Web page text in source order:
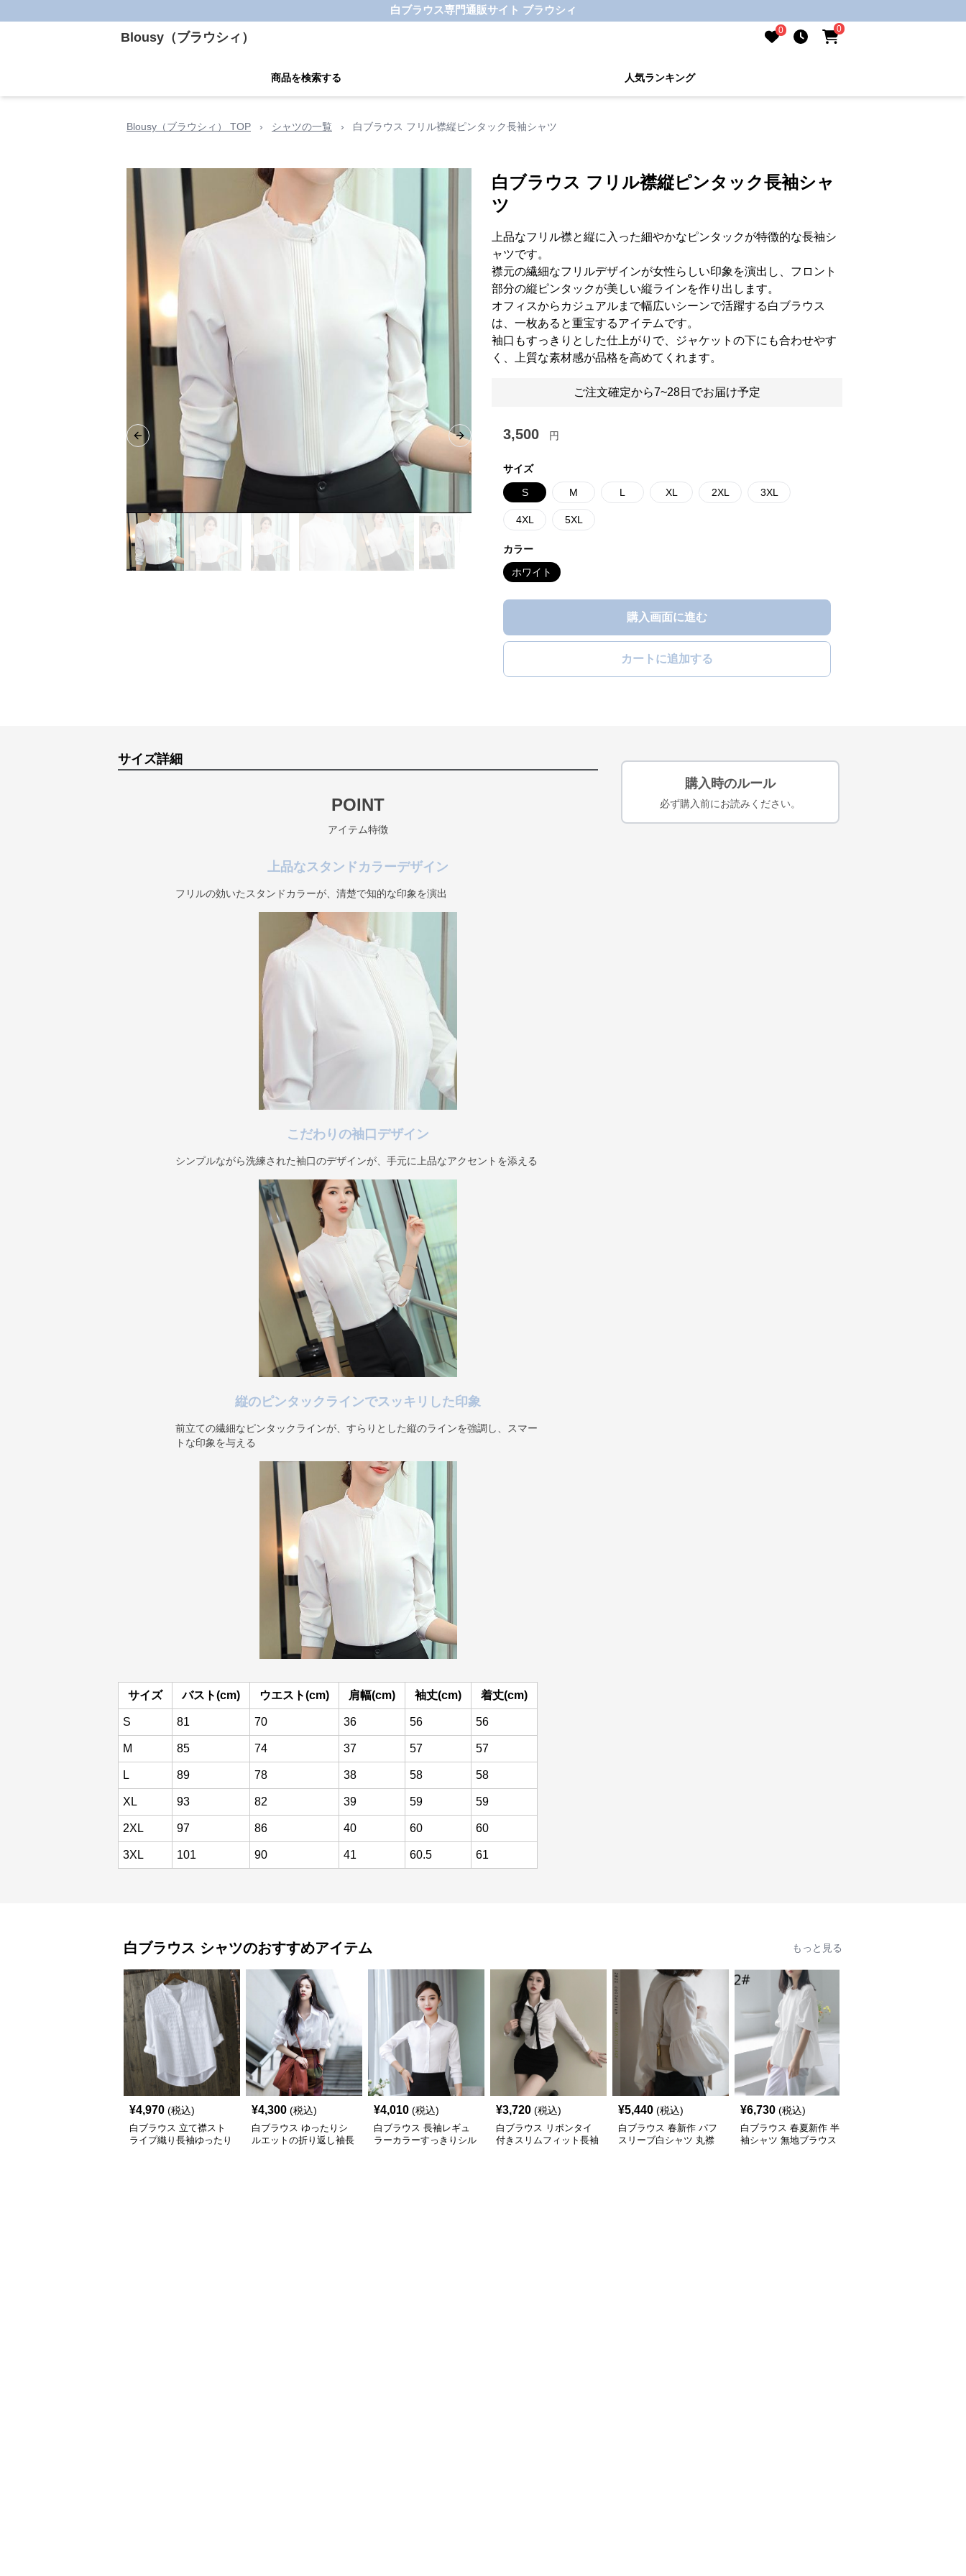
白ブラウス専門通販サイト ブラウシィ
Blousy（ブラウシィ） 0 0
商品を検索する 人気ランキング
Blousy（ブラウシィ） TOP › シャツの一覧 › 白ブラウス フリル襟縦ピンタック長袖シャツ
Previous slide Next slide
白ブラウス フリル襟縦ピンタック長袖シャ
ツ
上品なフリル襟と縦に入った細やかなピンタックが特徴的な長袖シ
ャツです。
襟元の繊細なフリルデザインが女性らしい印象を演出し、フロント
部分の縦ピンタックが美しい縦ラインを作り出します。
オフィスからカジュアルまで幅広いシーンで活躍する白ブラウス
は、一枚あると重宝するアイテムです。
袖口もすっきりとした仕上がりで、ジャケットの下にも合わせやす
く、上質な素材感が品格を高めてくれます。
ご注文確定から7~28日でお届け予定
3,500 円
サイズ
S M L XL 2XL 3XL
4XL 5XL
カラー
ホワイト
購入画面に進む
カートに追加する
サイズ詳細
POINT
アイテム特徴
上品なスタンドカラーデザイン
フリルの効いたスタンドカラーが、清楚で知的な印象を演出
こだわりの袖口デザイン
シンプルながら洗練された袖口のデザインが、手元に上品なアクセントを添える
縦のピンタックラインでスッキリした印象
前立ての繊細なピンタックラインが、すらりとした縦のラインを強調し、スマー
トな印象を与える
サイズ バスト(cm) ウエスト(cm) 肩幅(cm) 袖丈(cm) 着丈(cm)
S 81 70 36 56 56
M 85 74 37 57 57
L 89 78 38 58 58
XL 93 82 39 59 59
2XL 97 86 40 60 60
3XL 101 90 41 60.5 61
購入時のルール
必ず購入前にお読みください。
白ブラウス シャツのおすすめアイテム もっと見る
¥4,970 (税込)
白ブラウス 立て襟スト
ライプ織り長袖ゆったり
¥4,300 (税込)
白ブラウス ゆったりシ
ルエットの折り返し袖長
¥4,010 (税込)
白ブラウス 長袖レギュ
ラーカラーすっきりシル
¥3,720 (税込)
白ブラウス リボンタイ
付きスリムフィット長袖
¥5,440 (税込)
白ブラウス 春新作 パフ
スリーブ白シャツ 丸襟
¥6,730 (税込)
白ブラウス 春夏新作 半
袖シャツ 無地ブラウス